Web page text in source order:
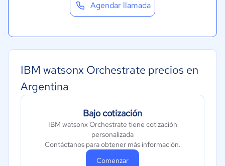
Agendar llamada
IBM watsonx Orchestrate precios en
Argentina
Bajo cotización
IBM watsonx Orchestrate tiene cotización
personalizada
Contáctanos para obtener más información.
Comenzar